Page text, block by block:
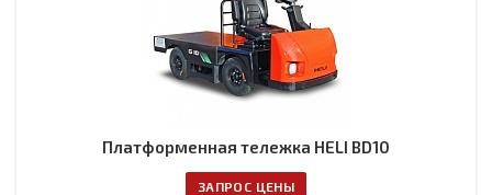
Платформенная тележка HELI BD10
ЗАПРОС ЦЕНЫ